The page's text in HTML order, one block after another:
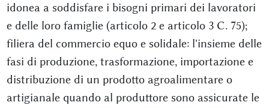
idonea a soddisfare i bisogni primari dei lavoratori
e delle loro famiglie (articolo 2 e articolo 3 C. 75);
filiera del commercio equo e solidale: l'insieme delle
fasi di produzione, trasformazione, importazione e
distribuzione di un prodotto agroalimentare o
artigianale quando al produttore sono assicurate le